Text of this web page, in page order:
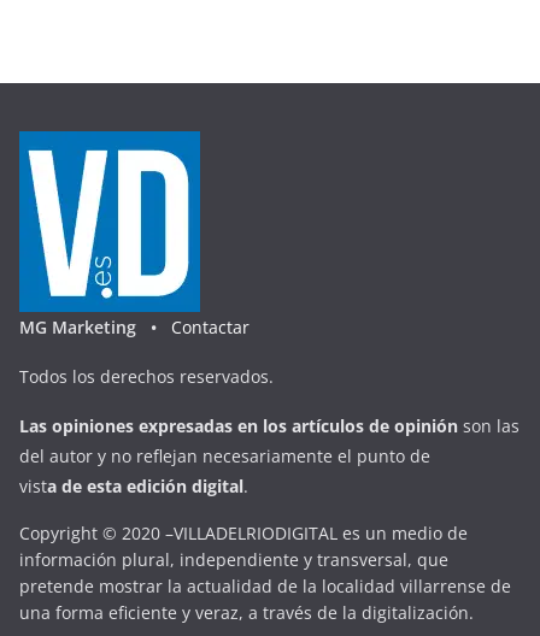
MG Marketing • Contactar
Todos los derechos reservados.
Las opiniones expresadas en los artículos de opinión son las
del autor y no reflejan necesariamente el punto de
vista de esta edición digital.
Copyright © 2020 –VILLADELRIODIGITAL es un medio de
información plural, independiente y transversal, que
pretende mostrar la actualidad de la localidad villarrense de
una forma eficiente y veraz, a través de la digitalización.